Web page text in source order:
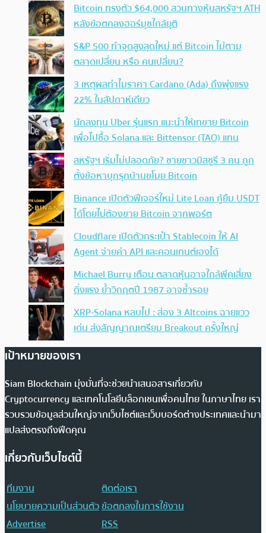
Bitcoin ทรงตัว $64,000 สวนทางหุ้นสหรัฐฯ ATH
หลังข้อตกลงฮอร์มุซใกล้ยุติ
S&P 500 ทำจุดสูงสุดใหม่ แต่ Bitcoin ไม่ตาม
ตลาดเปลี่ยน หรือ คนเปลี่ยน?
3 เหตุผลทำไมราคา Cardano (Ada) ถึงพุ่งแรง
22% ในสัปดาห์เดียว
นักลงทุน Uber รุ่นแรก แนะนำให้เทขาย Bitcoin
เพื่อไปซื้อ Solana และ Bittensor (TAO) แทน
สหรัฐฯ เริ่มไม่ปลอดภัย? ชายชาวมิสซูรี 3 คน ถูก
ตั้งข้อหาบุกรุกบ้านขโมย Bitcoin
Binance เปิดตัวฟีเจอร์ใหม่ Lite Loan กู้ยืม USDT
ได้โดยไม่ต้องขาย Bitcoin จากพอร์ต
Cloudflare เปิดตัวกระเป๋า Stablecoin ให้ AI
Agent จ่ายค่า API และคอนเทนต์เองได้
Michael Burry เตือน ตลาดหุ้นอาจใกล้พีคเสี่ยง
ดิ่งแรง ย้ำวิกฤตปี 1987 อาจซ้ำรอย
XRP-Solana หลบไป : ส่อง 3 Altcoins ฉายแวว
เด่น ส่งสัญญาณเตรียม Breakout ครั้งใหญ่
เป้าหมายของเรา
Siam Blockchain มุ่งมั่นที่จะช่วยนำเสนอสารเกี่ยวกับ
Cryptocurrency และเทคโนโลยีบล็อกเชนเพื่อคนไทย ในภาษาไทย เรา
รวบรวมข้อมูลส่วนใหญ่จากเว็บไซต์และเว็บบอร์ดต่างประเทศและนำมา
แปลส่งตรงถึงฟีดคุณ
เกี่ยวกับเว็บไซต์นี้
ทีมงาน
ติดต่อเรา
นโยบายความเป็นส่วนตัวข้อตกลงในการใช้งาน
Advertise
RSS